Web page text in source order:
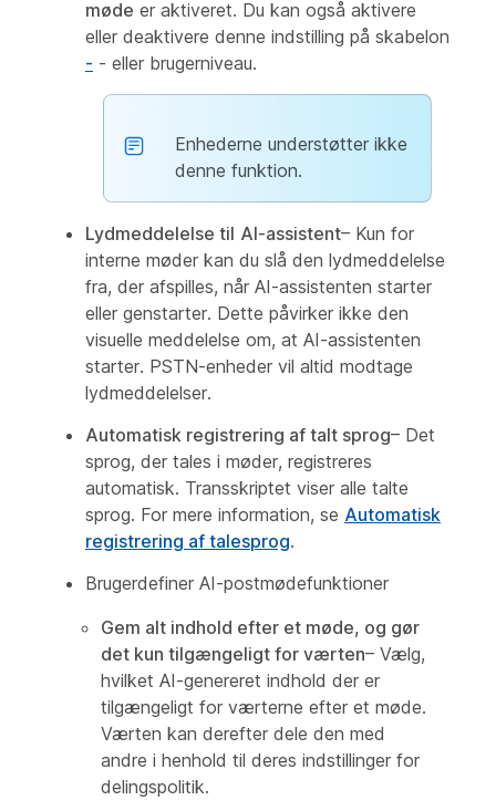
møde er aktiveret. Du kan også aktivere
eller deaktivere denne indstilling på skabelon
- - eller brugerniveau.
Enhederne understøtter ikke
denne funktion.
Lydmeddelelse til AI-assistent– Kun for
interne møder kan du slå den lydmeddelelse
fra, der afspilles, når AI-assistenten starter
eller genstarter. Dette påvirker ikke den
visuelle meddelelse om, at AI-assistenten
starter. PSTN-enheder vil altid modtage
lydmeddelelser.
Automatisk registrering af talt sprog– Det
sprog, der tales i møder, registreres
automatisk. Transskriptet viser alle talte
sprog. For mere information, se Automatisk
registrering af talesprog.
Brugerdefiner AI-postmødefunktioner
Gem alt indhold efter et møde, og gør
det kun tilgængeligt for værten– Vælg,
hvilket AI-genereret indhold der er
tilgængeligt for værterne efter et møde.
Værten kan derefter dele den med
andre i henhold til deres indstillinger for
delingspolitik.